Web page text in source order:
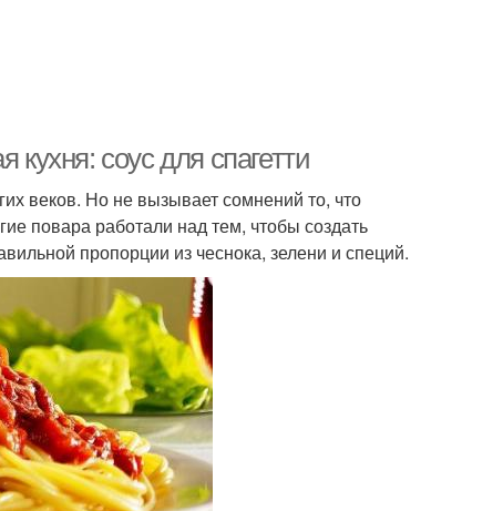
кухня: соус для спагетти
веков. Но не вызывает сомнений то, что
повара работали над тем, чтобы создать
пропорции из чеснока, зелени и специй.